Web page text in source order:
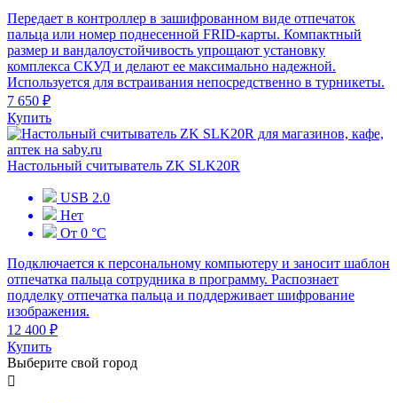
Передает в контроллер в зашифрованном виде отпечаток
пальца или номер поднесенной FRID-карты. Компактный
размер и вандалоустойчивость упрощают установку
комплекса СКУД и делают ее максимально надежной.
Используется для встраивания непосредственно в турникеты.
7 650 ₽
Купить
Настольный считыватель ZK SLK20R
USB 2.0
Нет
От 0 °C
Подключается к персональному компьютеру и заносит шаблон
отпечатка пальца сотрудника в программу. Распознает
подделку отпечатка пальца и поддерживает шифрование
изображения.
12 400 ₽
Купить
Выберите свой город
